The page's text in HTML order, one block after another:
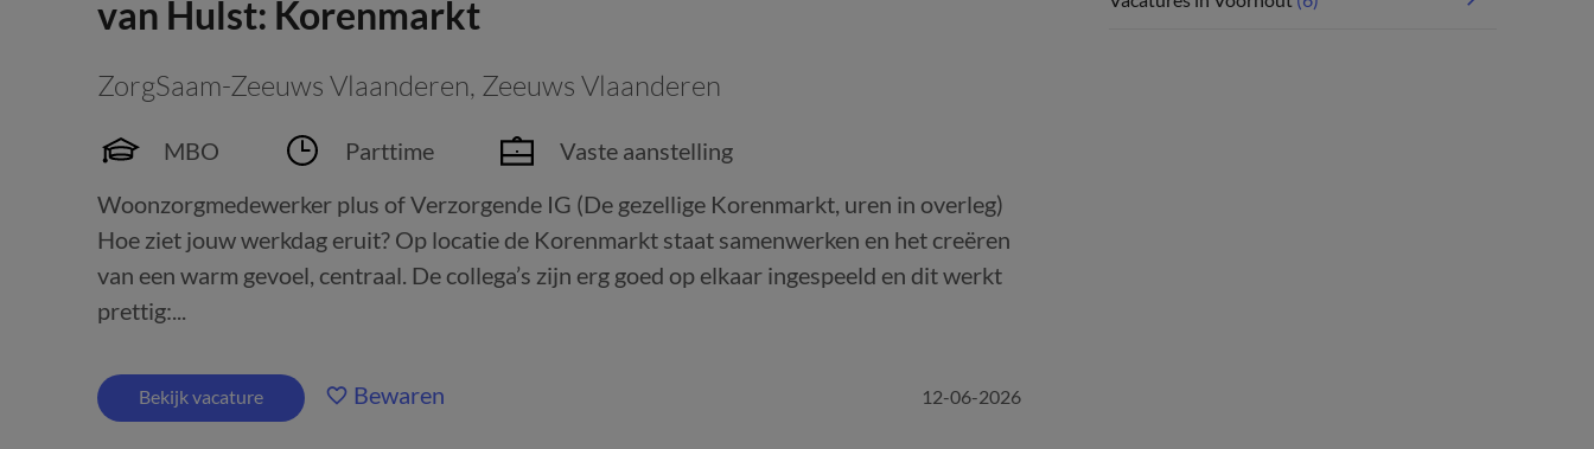
van Hulst: Korenmarkt
ZorgSaam-Zeeuws Vlaanderen, Zeeuws Vlaanderen
MBO Parttime
Vaste aanstelling
Woonzorgmedewerker plus of Verzorgende IG (De gezellige Korenmarkt, uren in overleg)
Hoe ziet jouw werkdag eruit? Op locatie de Korenmarkt staat samenwerken en het creëren
van een warm gevoel, centraal. De collega’s zijn erg goed op elkaar ingespeeld en dit werkt
prettig:...
Bekijk vacature Bewaren 12-06-2026